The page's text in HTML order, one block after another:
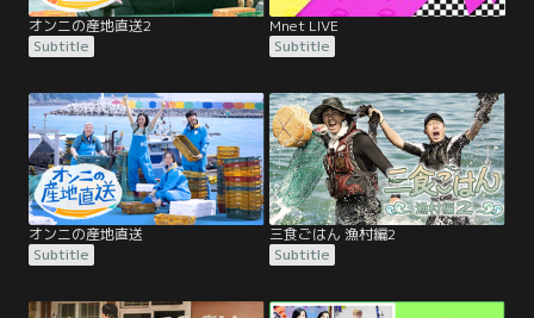
オンニの産地直送2
Subtitle
Mnet LIVE
Subtitle
オンニの産地直送
Subtitle
三食ごはん 漁村編2
Subtitle